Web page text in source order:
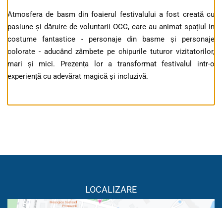
Atmosfera de basm din foaierul festivalului a fost creată cu
pasiune și dăruire de voluntarii OCC, care au animat spațiul in
costume fantastice - personaje din basme și personaje
colorate - aducând zâmbete pe chipurile tuturor vizitatorilor,
mari și mici. Prezența lor a transformat festivalul intr-o
experiență cu adevărat magică și incluzivă.
LOCALIZARE